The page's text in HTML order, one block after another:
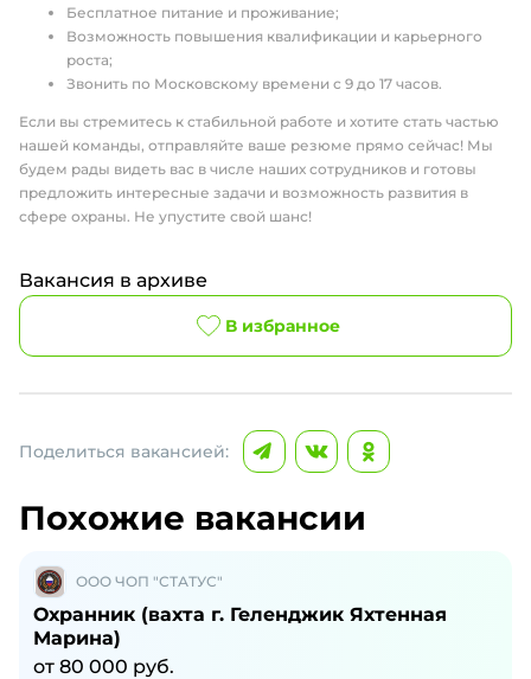
Бесплатное питание и проживание;
Возможность повышения квалификации и карьерного
роста;
Звонить по Московскому времени с 9 до 17 часов.
Если вы стремитесь к стабильной работе и хотите стать частью
нашей команды, отправляйте ваше резюме прямо сейчас! Мы
будем рады видеть вас в числе наших сотрудников и готовы
предложить интересные задачи и возможность развития в
сфере охраны. Не упустите свой шанс!
Вакансия в архиве
В избранное
Поделиться вакансией:
Похожие вакансии
ООО ЧОП "СТАТУС"
Охранник (вахта г. Геленджик Яхтенная
Марина)
от 80 000 руб.